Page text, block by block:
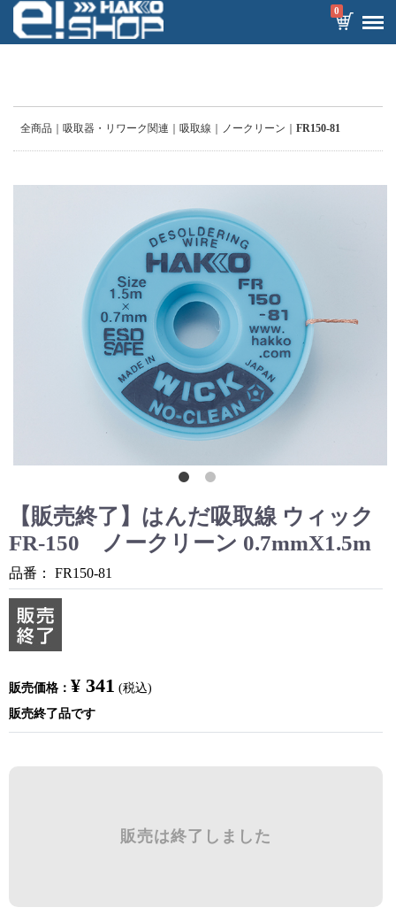
0
全商品 吸取器・リワーク関連 吸取線 ノークリーン FR150-81
【販売終了】はんだ吸取線 ウィック
FR-150 ノークリーン 0.7mmX1.5m
品番： FR150-81
販売価格： ¥ 341 (税込)
販売終了品です
販売は終了しました